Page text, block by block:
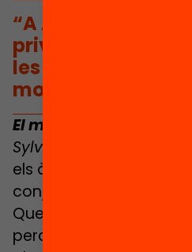
“A Anglaterra les
privades d’elit
les escoles
molta menys
El mateix que aquí,
Sylvaine:
A França no
els àpats escolars o el
conjunt, l’escola
Que jo amb els meus
perquè altres